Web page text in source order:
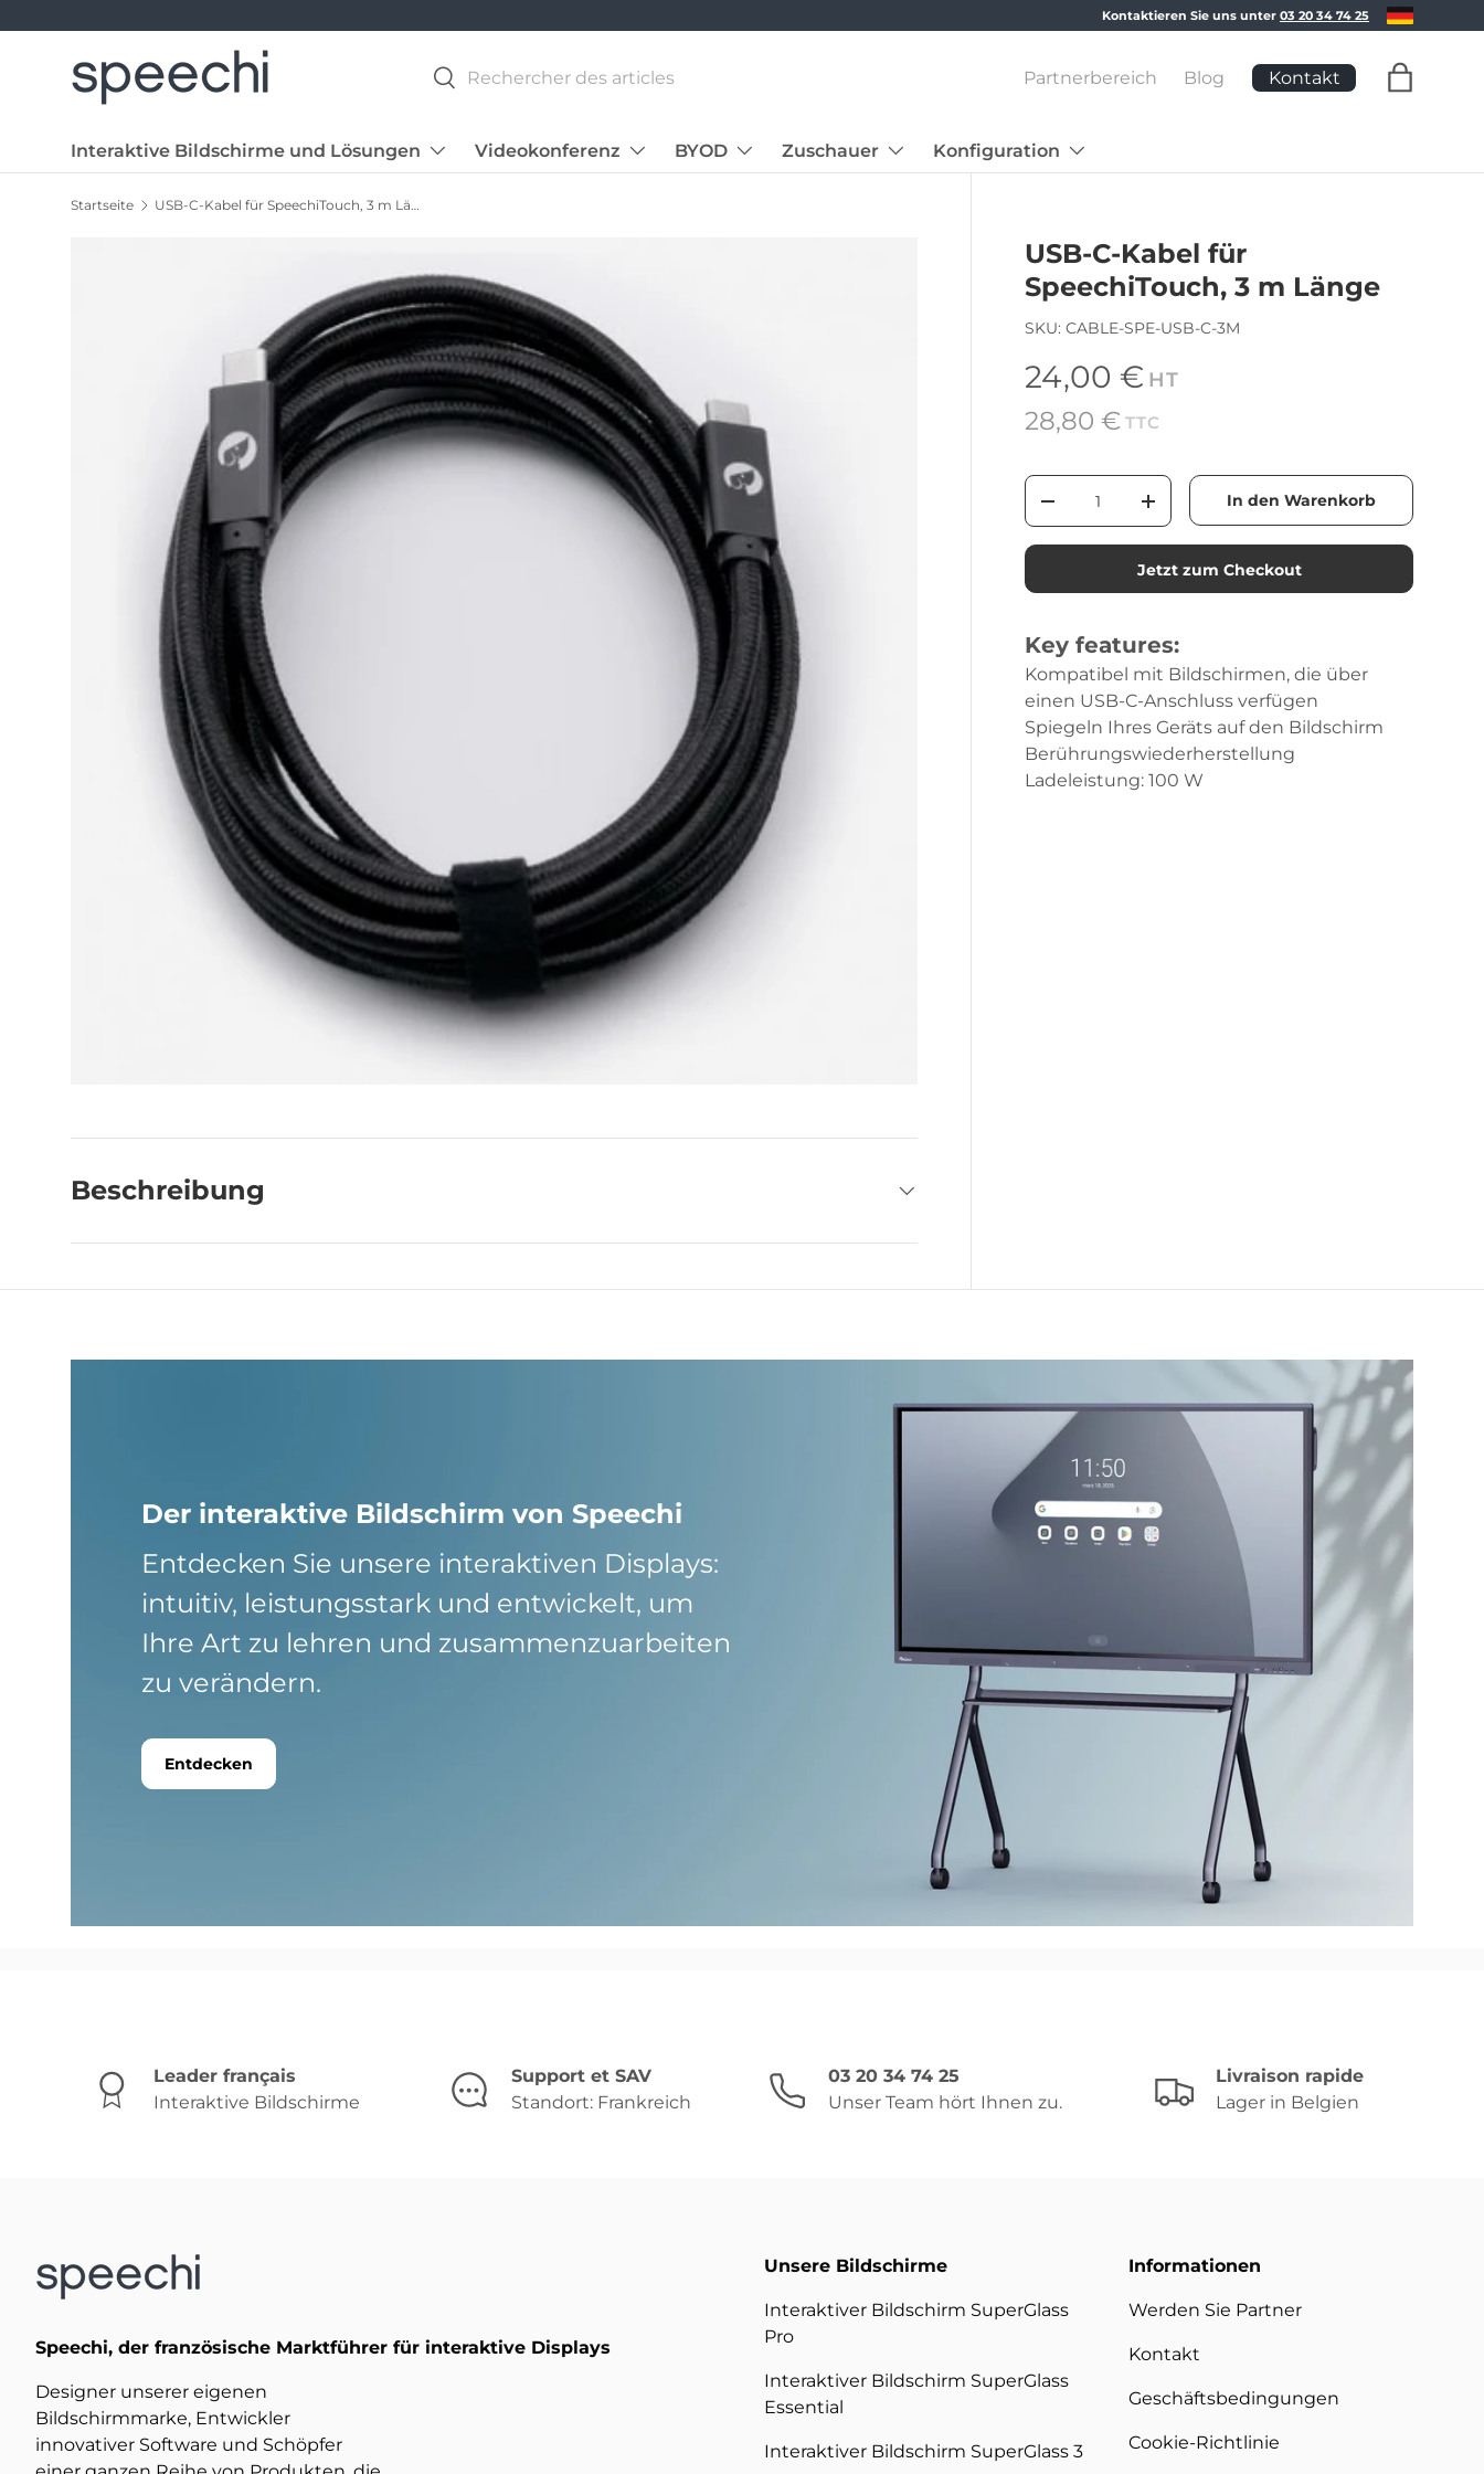
Direkt zum Inhalt
Kontaktieren Sie uns unter 03 20 34 74 25 Sprache
Suchen
Suchen Partnerbereich Blog Kontakt
Interaktive Bildschirme und Lösungen Videokonferenz BYOD Zuschauer Konfiguration
Startseite USB-C-Kabel für SpeechiTouch, 3 m Länge
USB-C-Kabel für
SpeechiTouch, 3 m Länge
SKU: CABLE-SPE-USB-C-3M
Normaler Preis
24,00 € HT
28,80 € TTC
Anzahl
-
+ In den Warenkorb
Jetzt zum Checkout
Key features:
Kompatibel mit Bildschirmen, die über
einen USB-C-Anschluss verfügen
Spiegeln Ihres Geräts auf den Bildschirm
Berührungswiederherstellung
Ladeleistung: 100 W
Beschreibung
Der interaktive Bildschirm von Speechi
Entdecken Sie unsere interaktiven Displays:
intuitiv, leistungsstark und entwickelt, um
Ihre Art zu lehren und zusammenzuarbeiten
zu verändern.
Entdecken
Leader français
Interaktive Bildschirme
Support et SAV
Standort: Frankreich
03 20 34 74 25
Unser Team hört Ihnen zu.
Livraison rapide
Lager in Belgien
Speechi, der französische Marktführer für interaktive Displays
Designer unserer eigenen
Bildschirmmarke, Entwickler
innovativer Software und Schöpfer
Unsere Bildschirme
Interaktiver Bildschirm SuperGlass
Pro
Interaktiver Bildschirm SuperGlass
Essential
Interaktiver Bildschirm SuperGlass 3
Informationen
Werden Sie Partner
Kontakt
Geschäftsbedingungen
Cookie-Richtlinie